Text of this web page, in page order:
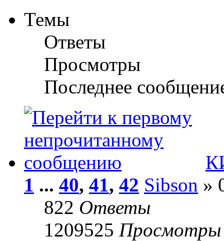
Темы
Ответы
Просмотры
Последнее
1 ... 40, 41, 42 Sibson »
822 Ответы
1209525 Просмотры